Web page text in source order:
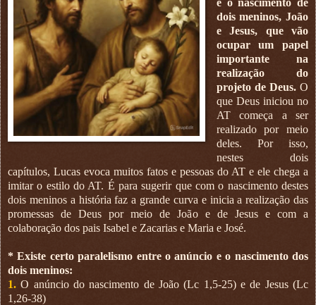
dois meninos, João
e Jesus, que vão
ocupar um papel
importante na
realização do
projeto de Deus.O
que Deus iniciou no
AT começa a ser
realizado por meio
deles. Por isso,
nestes dois
capítulos, Lucas evoca muitos fatos e pessoas do AT e ele chega a
imitar o estilo do AT. É para sugerir que com o nascimento destes
dois meninos a história faz a grande curva e inicia a realização das
promessas de Deus por meio de João e de Jesus e com a
colaboração dos pais Isabel e Zacarias e Maria e José.
* Existe certo paralelismo entre o anúncio e o nascimento dos
dois meninos:
1. O anúncio do nascimento de João (Lc 1,5-25) e de Jesus (Lc
1,26-38)